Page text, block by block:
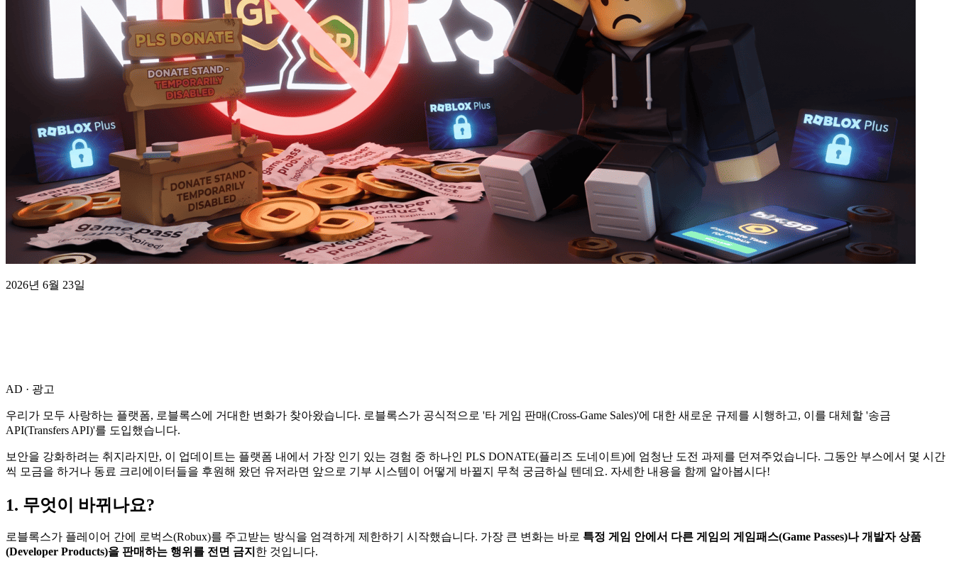
2026년 6월 23일
AD · 광고
우리가 모두 사랑하는 플랫폼, 로블록스에 거대한 변화가 찾아왔습니다. 로블록스가 공식적으로 '타 게임 판매(Cross-Game Sales)'에 대한 새로운 규제를 시행하고, 이를 대체할 '송금
API(Transfers API)'를 도입했습니다.
보안을 강화하려는 취지라지만, 이 업데이트는 플랫폼 내에서 가장 인기 있는 경험 중 하나인 PLS DONATE(플리즈 도네이트)에 엄청난 도전 과제를 던져주었습니다. 그동안 부스에서 몇 시간
씩 모금을 하거나 동료 크리에이터들을 후원해 왔던 유저라면 앞으로 기부 시스템이 어떻게 바뀔지 무척 궁금하실 텐데요. 자세한 내용을 함께 알아봅시다!
1. 무엇이 바뀌나요?
로블록스가 플레이어 간에 로벅스(Robux)를 주고받는 방식을 엄격하게 제한하기 시작했습니다. 가장 큰 변화는 바로 특정 게임 안에서 다른 게임의 게임패스(Game Passes)나 개발자 상품
(Developer Products)을 판매하는 행위를 전면 금지 한 것입니다.